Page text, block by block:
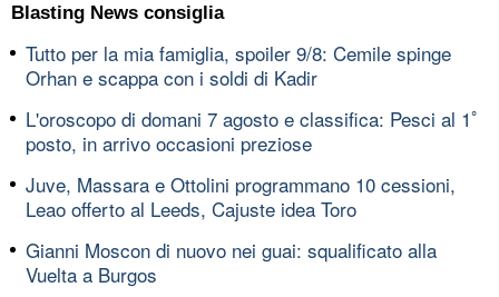
Blasting News consiglia
Tutto per la mia famiglia, spoiler 9/8: Cemile spinge
Orhan e scappa con i soldi di Kadir
L'oroscopo di domani 7 agosto e classifica: Pesci al 1ﾟ
posto, in arrivo occasioni preziose
Juve, Massara e Ottolini programmano 10 cessioni,
Leao offerto al Leeds, Cajuste idea Toro
Gianni Moscon di nuovo nei guai: squalificato alla
Vuelta a Burgos